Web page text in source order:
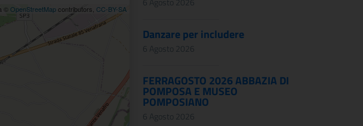
© OpenStreetMapcontributors, CC-BY-SA
Danzare per includere
6 Agosto 2026
FERRAGOSTO 2026 ABBAZIA DI
POMPOSA E MUSEO
POMPOSIANO
6 Agosto 2026